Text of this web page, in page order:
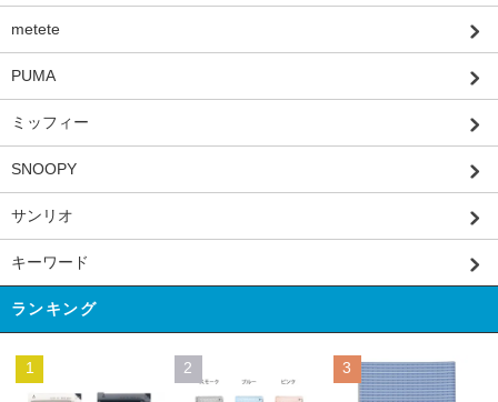
metete
PUMA
ミッフィー
SNOOPY
サンリオ
キーワード
ランキング
1 2 3